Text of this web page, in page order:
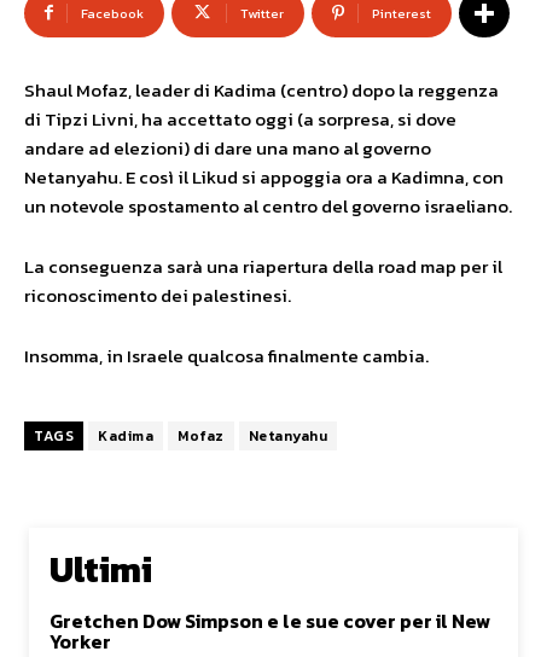
Facebook Twitter Pinterest
Shaul Mofaz, leader di Kadima (centro) dopo la reggenza
di Tipzi Livni, ha accettato oggi (a sorpresa, si dove
andare ad elezioni) di dare una mano al governo
Netanyahu. E così il Likud si appoggia ora a Kadimna, con
un notevole spostamento al centro del governo israeliano.
La conseguenza sarà una riapertura della road map per il
riconoscimento dei palestinesi.
Insomma, in Israele qualcosa finalmente cambia.
TAGS Kadima Mofaz Netanyahu
Ultimi
Gretchen Dow Simpson e le sue cover per il New
Yorker